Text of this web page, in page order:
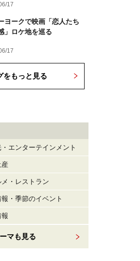
17
ヨークで映画「恋人たち
」ロケ地を巡る
17
をもっと見る
エンターテインメント
産
・レストラン
・季節のイベント
マも見る